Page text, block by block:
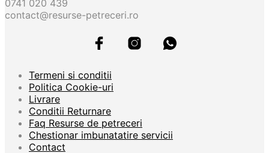
0741 020 439
contact@resurse-petreceri.ro
Termeni si conditii
Politica Cookie-uri
Livrare
Conditii Returnare
Faq Resurse de petreceri
Chestionar imbunatatire servicii
Contact